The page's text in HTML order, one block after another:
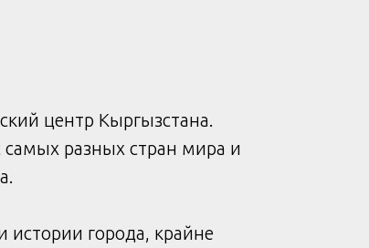
центр Кыргызстана.
разных стран мира и
города, крайне